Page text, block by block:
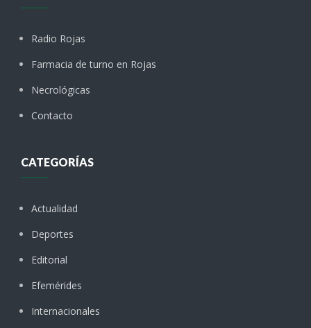
Radio Rojas
Farmacia de turno en Rojas
Necrológicas
Contacto
CATEGORÍAS
Actualidad
Deportes
Editorial
Efemérides
Internacionales